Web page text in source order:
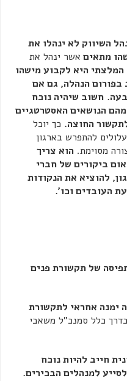
השיווק לא ינהלו את
מתאים אשר ינהל את
המלצתי היא לקבוע מישהו
בפורום הנהלה, גם אם
חשוב שיהיה נוכח
הנושאים האסטרטגיים
החוצה. כך יוכל
להתפרש בארגון
מסוימת.הוא צריך
ביקורים של חברי
להוציא את הנקודות
העובדים וכו'.
של תקשורת פנים
ימנה אחראי לתקשורת
כלל סמנכ"ל משאבי
חייב להיות נוכח
למנהלים הבכירים.